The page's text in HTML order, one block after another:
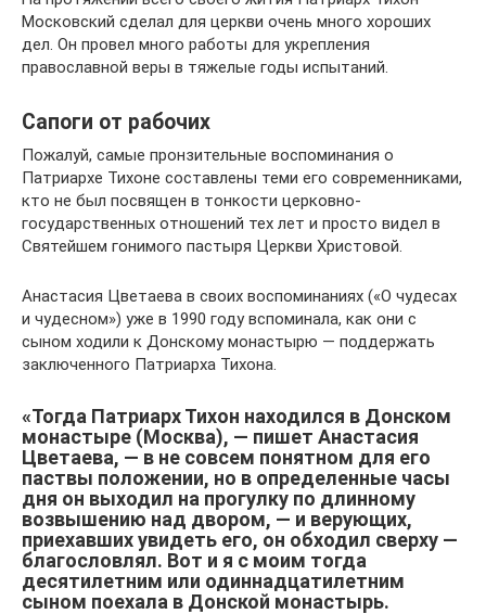
Московский сделал для церкви очень много хороших
дел. Он провел много работы для укрепления
православной веры в тяжелые годы испытаний.
Сапоги от рабочих
Пожалуй, самые пронзительные воспоминания о
Патриархе Тихоне составлены теми его современниками,
кто не был посвящен в тонкости церковно-
государственных отношений тех лет и просто видел в
Святейшем гонимого пастыря Церкви Христовой.
Анастасия Цветаева в своих воспоминаниях («О чудесах
и чудесном») уже в 1990 году вспоминала, как они с
сыном ходили к Донскому монастырю — поддержать
заключенного Патриарха Тихона.
«Тогда Патриарх Тихон находился в Донском
монастыре (Москва), — пишет Анастасия
Цветаева, — в не совсем понятном для его
паствы положении, но в определенные часы
дня он выходил на прогулку по длинному
возвышению над двором, — и верующих,
приехавших увидеть его, он обходил сверху —
благословлял. Вот и я с моим тогда
десятилетним или одиннадцатилетним
сыном поехала в Донской монастырь.